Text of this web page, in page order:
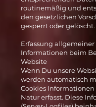
routinemäßig und
den gesetzlichen
gesperrt oder gelöscht.
Erfassung allgemeiner
Informationen beim
Website
Wenn Du unsere
werden automatisch
Cookies
Natur erfasst. Diese